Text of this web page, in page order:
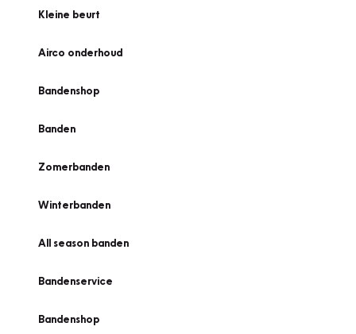
Kleine beurt
Airco onderhoud
Bandenshop
Banden
Zomerbanden
Winterbanden
All season banden
Bandenservice
Bandenshop